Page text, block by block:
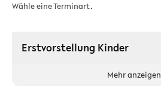
Wähle eine Terminart.
Erstvorstellung Kinder
Mehr anzeigen